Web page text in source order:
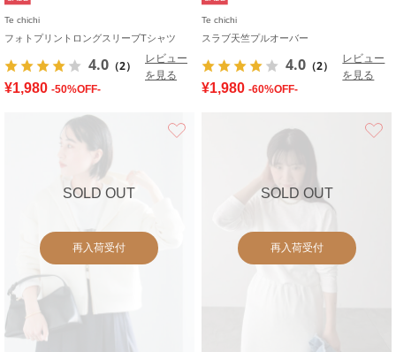
Te chichi
フォトプリントロングスリーブTシャツ
4.0 （2）
レビュー
を見る
¥1,980 -50%OFF-
Te chichi
スラブ天竺プルオーバー
4.0 （2）
レビュー
を見る
¥1,980 -60%OFF-
SOLD OUT
再入荷受付
SOLD OUT
再入荷受付